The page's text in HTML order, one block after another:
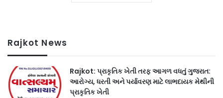
Rajkot News
Rajkot: પ્રાકૃતિક ખેતી તરફ આગળ વધતું ગુજરાત:
આરોગ્ય, ધરતી અને પર્યાવરણ માટે લાભદાયક મેથીની
પ્રાકૃતિક ખેતી